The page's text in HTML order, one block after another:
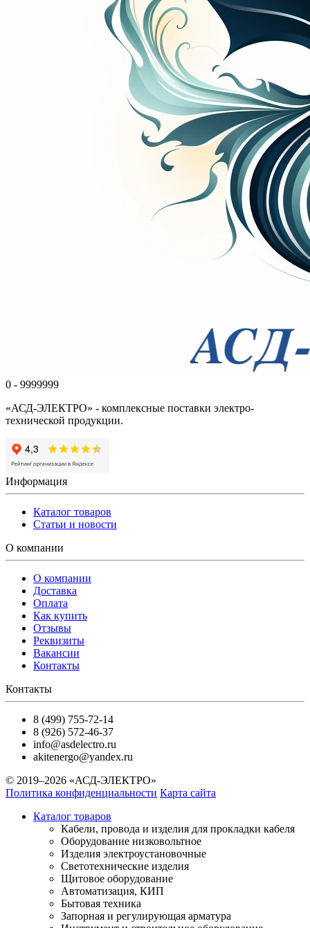
0 - 9999999
«АСД-ЭЛЕКТРО» - комплексные поставки электро-
технической продукции.
Информация
Каталог товаров
Статьи и новости
О компании
О компании
Доставка
Оплата
Как купить
Отзывы
Реквизиты
Вакансии
Контакты
Контакты
8 (499) 755-72-14
8 (926) 572-46-37
info@asdelectro.ru
akitenergo@yandex.ru
© 2019–2026 «АСД-ЭЛЕКТРО»
Политика конфиденциальности Карта сайта
Каталог товаров
Кабели, провода и изделия для прокладки кабеля
Оборудование низковольтное
Изделия электроустановочные
Светотехнические изделия
Щитовое оборудование
Автоматизация, КИП
Бытовая техника
Запорная и регулирующая арматура